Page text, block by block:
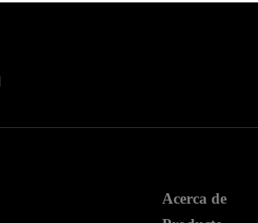
Acerca de